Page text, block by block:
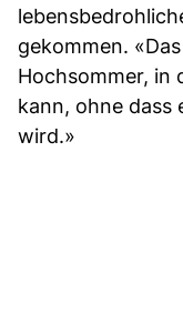
gekommen.
Hochsommer, in
kann, ohne dass
wird.»